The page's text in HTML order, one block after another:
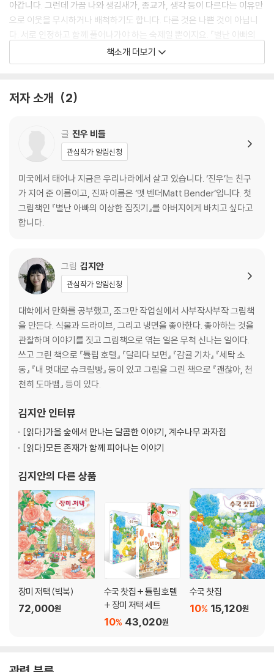
아갑니다. 그런데 가끔 나와 생김새가, 종교가, 생각 등이 다르다는 이유만
으로 이웃을 무시하거나 배척하기도 합니다. 다른 것은 나쁜 것이 아닙니
다. 서로 인정하고 함께 풀어나가야 하는 숙제일 뿐이지요. 『별난 아빠의
이상한 집짓기』는 아이들에게 나와 다른 사람을 이해하고 포용하는 넓은
마음, 열린 마음을 키워 주는 데 도움이 되어 줄 것입니다.
책소개 더보기
저자 소개 2
글 진우 비들
관심작가 알림신청
미국에서 태어나 지금은 우리나라에서 살고 있습니다. ‘진우’는 친구
가 지어 준 이름이고, 진짜 이름은 ‘맷 벤더Matt Bender’입니다. 첫
그림책인 『별난 아빠의 이상한 집짓기』를 아버지에게 바치고 싶다고
합니다.
그림 김지안
관심작가 알림신청
대학에서 만화를 공부했고, 조그만 작업실에서 사부작사부작 그림책
을 만든다. 식물과 드라이브, 그리고 냉면을 좋아한다. 좋아하는 것을
관찰하며 이야기를 짓고 그림책으로 엮는 일은 무척 신나는 일이다.
쓰고 그린 책으로 『튤립 호텔』 『달리다 보면』 『감귤 기차』 『세탁 소
동』 『내 멋대로 슈크림빵』 등이 있고 그림을 그린 책으로 『괜찮아, 천
천히 도마뱀』 등이 있다.
김지안 인터뷰
[읽다]가을 숲에서 만나는 달콤한 이야기, 계수나무 과자점
[읽다]모든 존재가 함께 피어나는 이야기
김지안의 다른 상품
장미 저택 (빅북)
72,000원
수국 찻집 + 튤립 호텔
+ 장미 저택 세트
43,020원
10%
수국 찻집
15,120원
10%